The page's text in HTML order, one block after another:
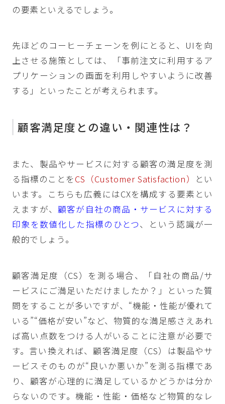
の要素といえるでしょう。
先ほどのコーヒーチェーンを例にとると、UIを向
上させる施策としては、「事前注文に利用するア
プリケーションの画面を利用しやすいように改善
する」といったことが考えられます。
顧客満足度との違い・関連性は？
また、製品やサービスに対する顧客の満足度を測
る指標のことをCS（Customer Satisfaction）
とい
います。こちらも広義にはCXを構成する要素とい
えますが、 顧客が自社の商品・サービスに対する
印象を数値化した指標のひとつ、という認識が一
般的でしょう。
顧客満足度（CS）を測る場合、「自社の商品/サ
ービスにご満足いただけましたか？」といった質
問をすることが多いですが、“機能・性能が優れて
いる”“価格が安い”など、物質的な満足感さえあれ
ば高い点数をつける人がいることに注意が必要で
す。言い換えれば、顧客満足度（CS）は製品やサ
ービスそのものが“良いか悪いか”を測る指標であ
り、顧客が心理的に満足しているかどうかは分か
らないのです。機能・性能・価格など物質的なレ